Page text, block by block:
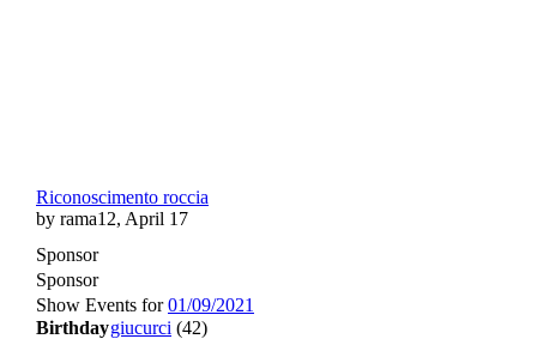
Riconoscimento roccia
by rama12, April 17
Sponsor
Sponsor
Show Events for01/09/2021
Birthdaygiucurci (42)